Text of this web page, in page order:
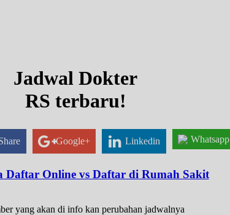
Jadwal Dokter
RS terbaru!
Google+ Linkedin Whatsapp
Daftar Online vs Daftar di Rumah Sakit
yang akan di info kan perubahan jadwalnya